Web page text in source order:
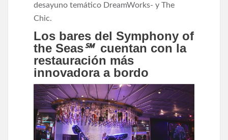
desayuno temático DreamWorks- y The
Chic.
Los bares del Symphony of
the Seas℠cuentan con la
restauración más
innovadora a bordo